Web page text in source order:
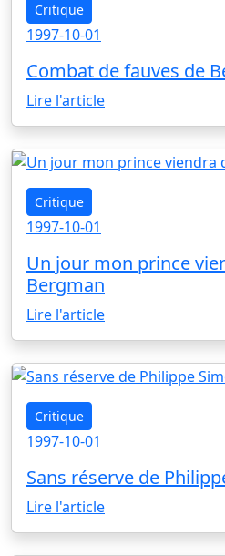
Critique
1997-10-01
Combat de fauves de
Lire l'article
Critique
1997-10-01
Un jour mon prince
Bergman
Lire l'article
Critique
1997-10-01
Sans réserve de
Lire l'article